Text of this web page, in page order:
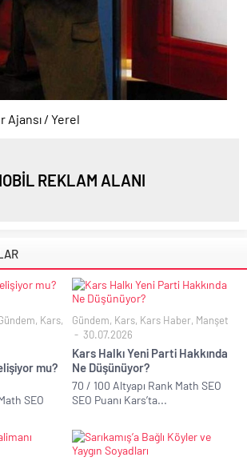
Ajansı / Yerel
REKLAM ALANI
, Kars,
mu?
SEO
Gündem, Kars, Kars Haber, Manşet
30.07.2026
Kars Halkı Yeni Parti Hakkında
Ne Düşünüyor?
70 / 100 Altyapı Rank Math SEO
SEO Puanı Kars’ta...